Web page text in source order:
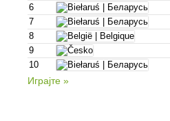
6
7
8
9
10
Играјте »